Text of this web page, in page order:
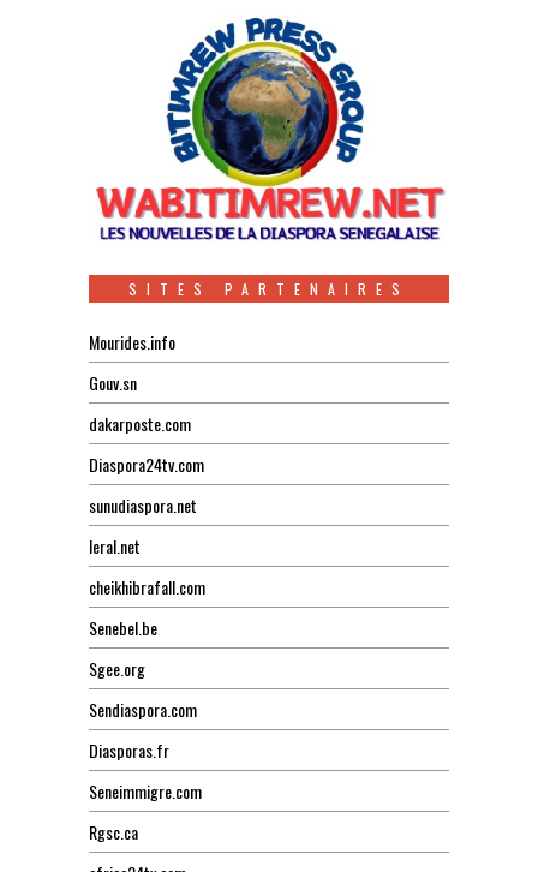
SITES PARTENAIRES
Mourides.info
Gouv.sn
dakarposte.com
Diaspora24tv.com
sunudiaspora.net
leral.net
cheikhibrafall.com
Senebel.be
Sgee.org
Sendiaspora.com
Diasporas.fr
Seneimmigre.com
Rgsc.ca